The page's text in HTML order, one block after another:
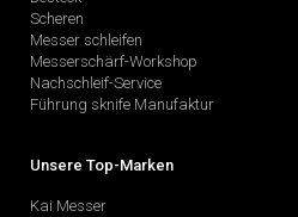
Scheren
Messer schleifen
Messerschärf-Workshop
Nachschleif-Service
Führung sknife Manufaktur
Unsere Top-Marken
Kai Messer